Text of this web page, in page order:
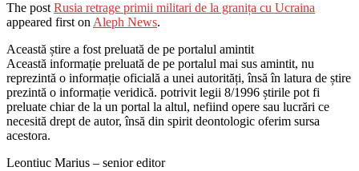
The post Rusia retrage primii militari de la granița cu Ucraina
appeared first on Aleph News.
Această știre a fost preluată de pe portalul amintit
Această informație preluată de pe portalul mai sus amintit, nu
reprezintă o informație oficială a unei autorități, însă în latura de știre
prezintă o informație veridică. potrivit legii 8/1996 știrile pot fi
preluate chiar de la un portal la altul, nefiind opere sau lucrări ce
necesită drept de autor, însă din spirit deontologic oferim sursa
acestora.
Leontiuc Marius – senior editor